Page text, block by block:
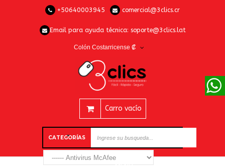
+50640003945 comercial@3clics.cr
Email para ayuda técnica: soporte@3clics.lat
Colón Costarricense ₡
Carro vacío
CATEGORÍAS